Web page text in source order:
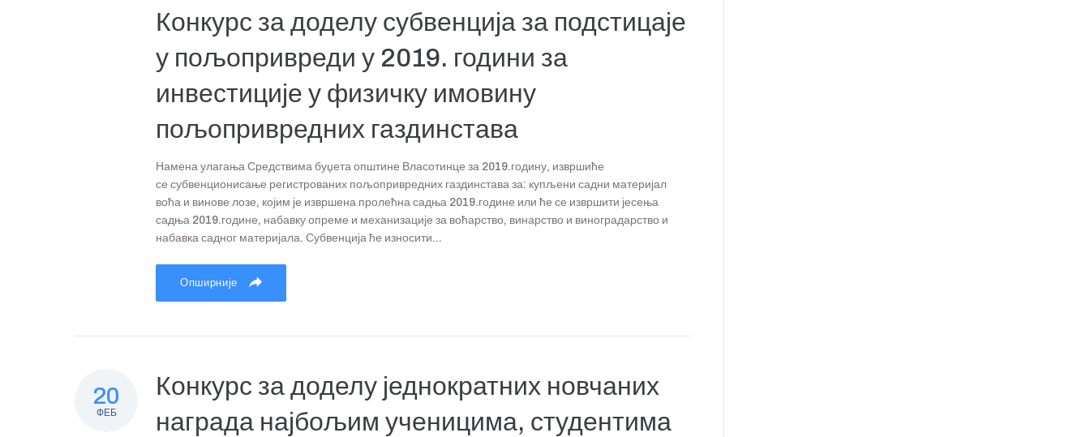
Конкурс за доделу субвенција за подстицаје
у пољопривреди у 2019. години за
инвестиције у физичку имовину
пољопривредних газдинстава
Намена улагања Средствима буџета општине Власотинце за 2019.годину, извршиће
се субвенционисање регистрованих пољопривредних газдинстава за: купљени садни материјал
воћа и винове лозе, којим је извршена пролећна садња 2019.године или ће се извршити јесења
садња 2019.године, набавку опреме и механизације за воћарство, винарство и виноградарство и
набавка садног материјала. Субвенција ће износити...
Опширније
20
ФЕБ
Конкурс за доделу једнократних новчаних
награда најбољим ученицима, студентима